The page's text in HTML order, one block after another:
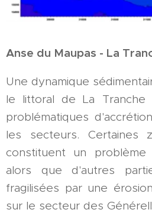
Anse du Maupas - La
Une dynamique
le littoral de La
problématiques
les secteurs. Certaines
constituent un problème
alors que d'autres
fragilisées par une
sur le secteur des